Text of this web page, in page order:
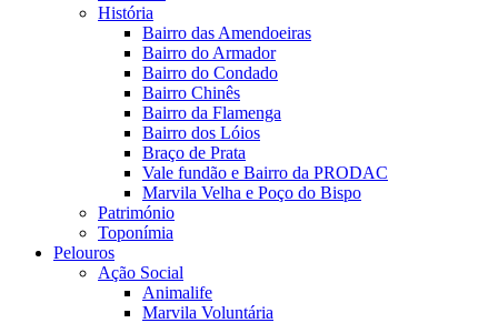
História
Bairro das Amendoeiras
Bairro do Armador
Bairro do Condado
Bairro Chinês
Bairro da Flamenga
Bairro dos Lóios
Braço de Prata
Vale fundão e Bairro da PRODAC
Marvila Velha e Poço do Bispo
Património
Toponímia
Pelouros
Ação Social
Animalife
Marvila Voluntária